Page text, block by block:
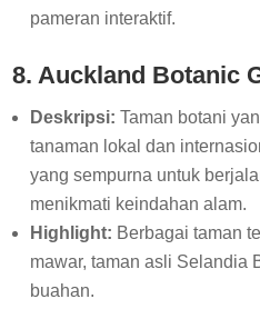
pameran interaktif.
8. Auckland Botanic
Deskripsi: Taman botani
tanaman lokal dan
yang sempurna untuk
menikmati keindahan alam.
Highlight: Berbagai taman
mawar, taman asli Selandia
buahan.